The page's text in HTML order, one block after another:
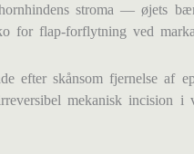
stroma — øjets
for flap-forflytning ved
efter skånsom fjernelse
mekanisk incision i